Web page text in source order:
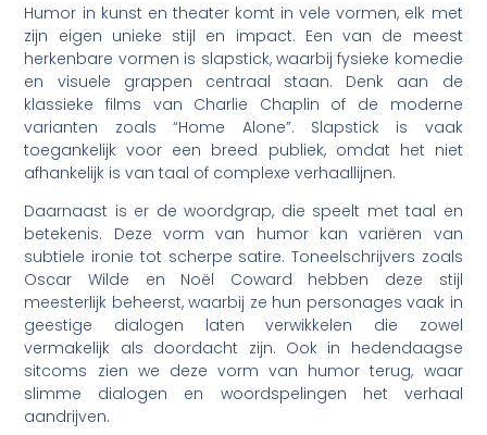
Humor in kunst en theater komt in vele vormen, elk met
zijn eigen unieke stijl en impact. Een van de meest
herkenbare vormen is slapstick, waarbij fysieke komedie
en visuele grappen centraal staan. Denk aan de
klassieke films van Charlie Chaplin of de moderne
varianten zoals “Home Alone”. Slapstick is vaak
toegankelijk voor een breed publiek, omdat het niet
afhankelijk is van taal of complexe verhaallijnen.
Daarnaast is er de woordgrap, die speelt met taal en
betekenis. Deze vorm van humor kan variëren van
subtiele ironie tot scherpe satire. Toneelschrijvers zoals
Oscar Wilde en Noël Coward hebben deze stijl
meesterlijk beheerst, waarbij ze hun personages vaak in
geestige dialogen laten verwikkelen die zowel
vermakelijk als doordacht zijn. Ook in hedendaagse
sitcoms zien we deze vorm van humor terug, waar
slimme dialogen en woordspelingen het verhaal
aandrijven.